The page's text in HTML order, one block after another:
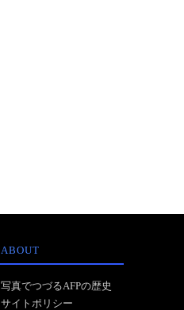
ABOUT
写真でつづるAFPの歴史
サイトポリシー